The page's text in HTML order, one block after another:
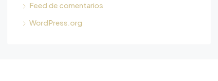
Feed de comentarios
WordPress.org